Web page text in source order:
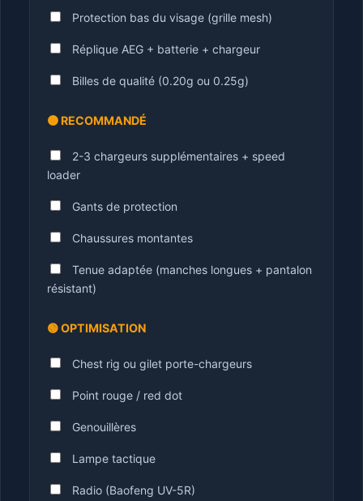
Protection bas du visage (grille mesh)
Réplique AEG + batterie + chargeur
Billes de qualité (0.20g ou 0.25g)
🟠 RECOMMANDÉ
2-3 chargeurs supplémentaires + speed
loader
Gants de protection
Chaussures montantes
Tenue adaptée (manches longues + pantalon
résistant)
🟢 OPTIMISATION
Chest rig ou gilet porte-chargeurs
Point rouge / red dot
Genouillères
Lampe tactique
Radio (Baofeng UV-5R)